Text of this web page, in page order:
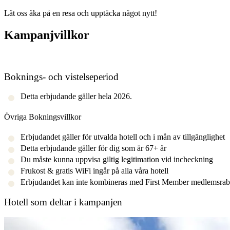
Låt oss åka på en resa och upptäcka något nytt!
Kampanjvillkor
Boknings- och vistelseperiod
Detta erbjudande gäller hela 2026.
Övriga Bokningsvillkor
Erbjudandet gäller för utvalda hotell och i mån av tillgänglighet
Detta erbjudande gäller för dig som är 67+ år
Du måste kunna uppvisa giltig legitimation vid incheckning
Frukost & gratis WiFi ingår på alla våra hotell
Erbjudandet kan inte kombineras med First Member
Hotell som deltar i kampanjen